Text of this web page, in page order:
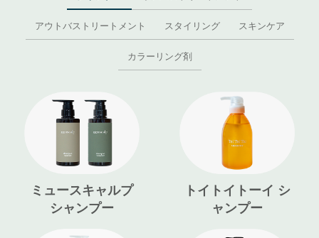
アウトバストリートメント スタイリング スキンケア
カラーリング剤
ミュースキャルプ
シャンプー
トイトイトーイ シ
ャンプー